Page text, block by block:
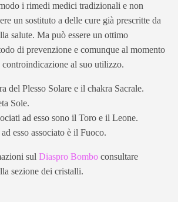
i rimedi medici tradizionali e non
un sostituto a delle cure già prescritte da
salute. Ma può essere un ottimo
di prevenzione e comunque al momento
controindicazione al suo utilizzo.
del Plesso Solare e il chakra Sacrale.
Sole.
ad esso sono il Toro e il Leone.
esso associato è il Fuoco.
sul Diaspro Bombo consultare
sezione dei cristalli.